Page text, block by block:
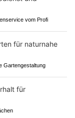
vom Profi
Gartengestaltung